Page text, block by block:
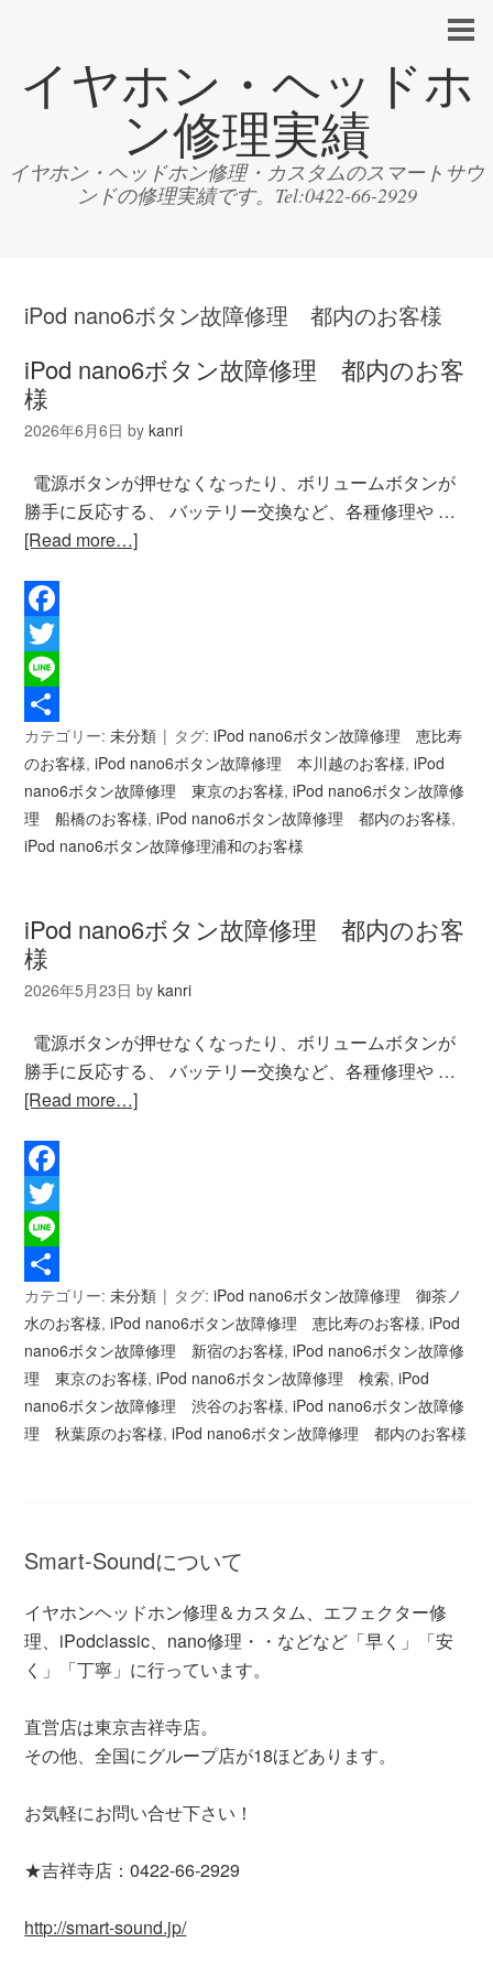
イヤホン・ヘッドホ
ン修理実績
イヤホン・ヘッドホン修理・カスタムのスマートサウ
ンドの修理実績です。Tel:0422-66-2929
iPod nano6ボタン故障修理 都内のお客様
iPod nano6ボタン故障修理 都内のお客
様
2026年6月6日 bykanri
電源ボタンが押せなくなったり、ボリュームボタンが
勝手に反応する、 バッテリー交換など、各種修理や …
[Read more…]
Facebook
Twitter
Line
共
有
カテゴリー:未分類 タグ:iPod nano6ボタン故障修理 恵比寿
のお客様,iPod nano6ボタン故障修理 本川越のお客様,iPod
nano6ボタン故障修理 東京のお客様,iPod nano6ボタン故障修
理 船橋のお客様,iPod nano6ボタン故障修理 都内のお客様,
iPod nano6ボタン故障修理浦和のお客様
iPod nano6ボタン故障修理 都内のお客
様
2026年5月23日 bykanri
電源ボタンが押せなくなったり、ボリュームボタンが
勝手に反応する、 バッテリー交換など、各種修理や …
[Read more…]
Facebook
Twitter
Line
共
有
カテゴリー:未分類 タグ:iPod nano6ボタン故障修理 御茶ノ
水のお客様,iPod nano6ボタン故障修理 恵比寿のお客様,iPod
nano6ボタン故障修理 新宿のお客様,iPod nano6ボタン故障修
理 東京のお客様,iPod nano6ボタン故障修理 検索,iPod
nano6ボタン故障修理 渋谷のお客様,iPod nano6ボタン故障修
理 秋葉原のお客様,iPod nano6ボタン故障修理 都内のお客様
Smart-Soundについて
イヤホンヘッドホン修理＆カスタム、エフェクター修
理、iPodclassic、nano修理・・などなど「早く」「安
く」「丁寧」に行っています。
直営店は東京吉祥寺店。
その他、全国にグループ店が18ほどあります。
お気軽にお問い合せ下さい！
★吉祥寺店：0422-66-2929
http://smart-sound.jp/